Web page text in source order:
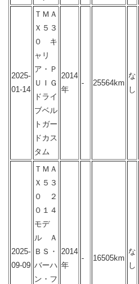
2025-
01-14
ＴＭＡ
Ｘ５３
０ キ
ャリ
ア・Ｐ
ＵＩＧ
ドライ
ブベル
トガー
ドカス
タム
2014
年
- 25564km
な
し
2025-
09-09
ＴＭＡ
Ｘ５３
０ ２
０１４
モデ
ル Ａ
ＢＳ・
バーハ
ン・フ
2014
年
- 16505km
な
し